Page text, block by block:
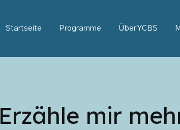
Startseite Programme Über YCBS
Erzähle mir